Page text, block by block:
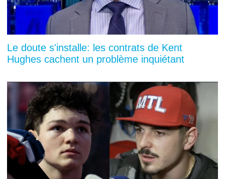
Le doute s'installe: les contrats de Kent
Hughes cachent un problème inquiétant